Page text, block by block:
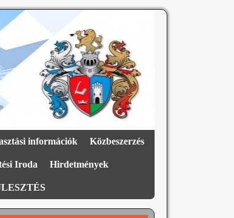
információk Közbeszerzés
Iroda Hirdetmények